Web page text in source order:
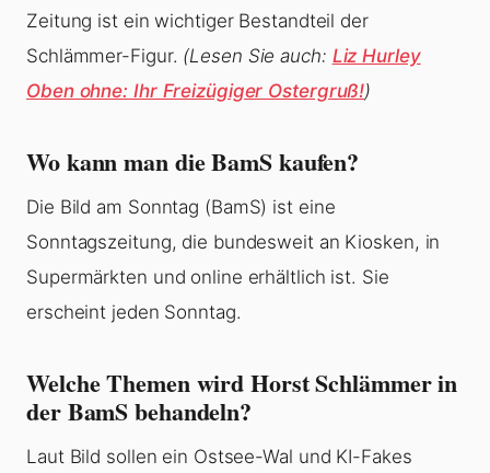
Zeitung ist ein wichtiger Bestandteil der
Schlämmer-Figur. (Lesen Sie auch: Liz Hurley
Oben ohne: Ihr Freizügiger Ostergruß!)
Wo kann man die BamS kaufen?
Die Bild am Sonntag (BamS) ist eine
Sonntagszeitung, die bundesweit an Kiosken, in
Supermärkten und online erhältlich ist. Sie
erscheint jeden Sonntag.
Welche Themen wird Horst Schlämmer in
der BamS behandeln?
Laut Bild sollen ein Ostsee-Wal und KI-Fakes